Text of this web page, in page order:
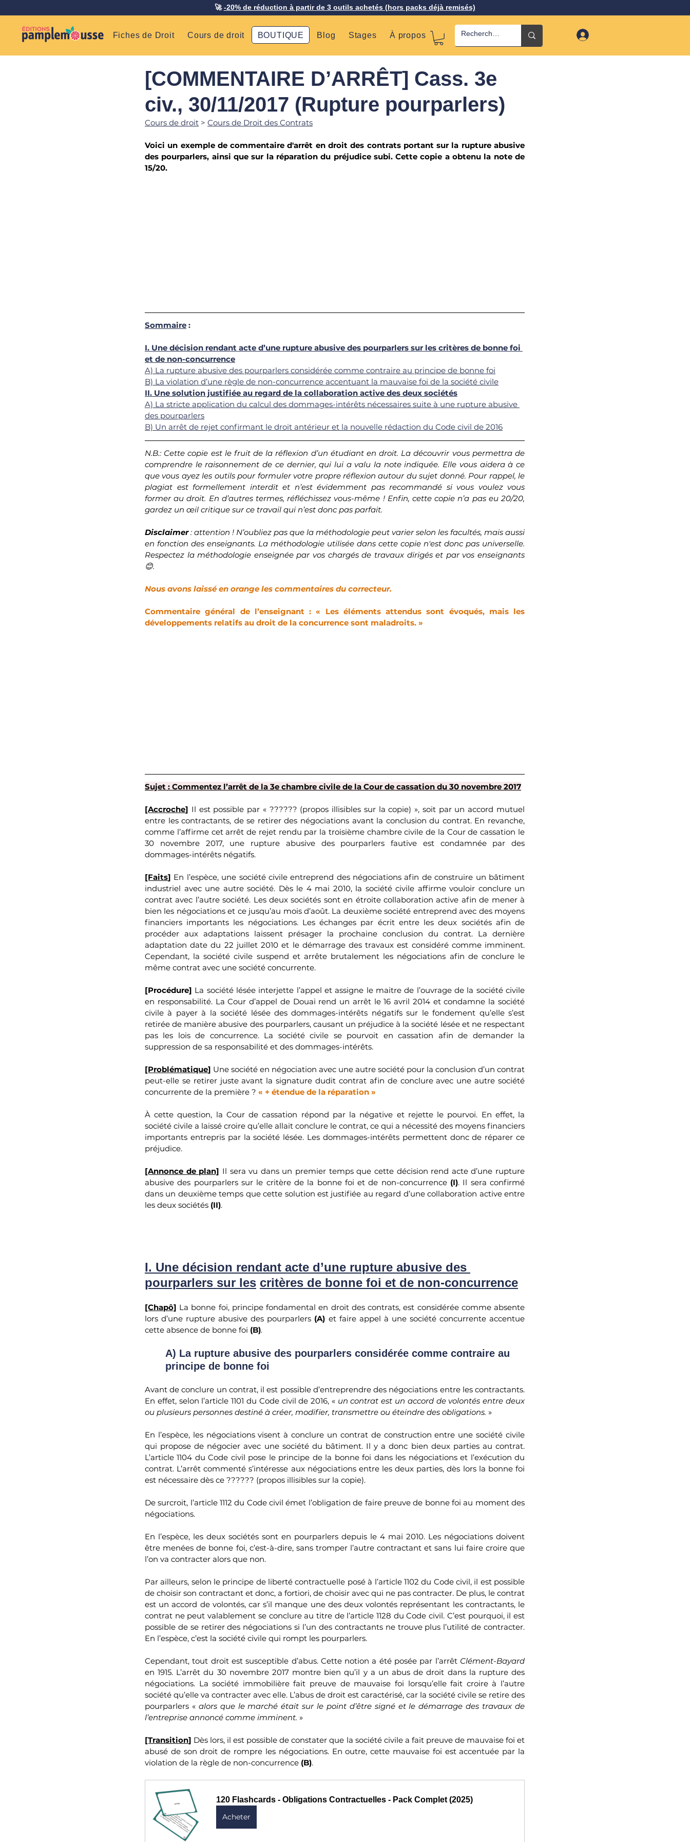
🚀-20% de réduction à partir de 3 outils achetés (hors packs déjà remisés)
Fiches de Droit Cours de droit BOUTIQUE Blog Stages À propos
[COMMENTAIRE D’ARRÊT] Cass. 3e
civ., 30/11/2017 (Rupture pourparlers)
Cours de droit > Cours de Droit des Contrats
Voici un exemple de commentaire d'arrêt en droit des contrats portant sur la rupture abusive
des pourparlers, ainsi que sur la réparation du préjudice subi. Cette copie a obtenu la note de
15/20.
Sommaire :
I. Une décision rendant acte d’une rupture abusive des pourparlers sur les critères de bonne foi
et de non-concurrence
A) La rupture abusive des pourparlers considérée comme contraire au principe de bonne foi
B) La violation d’une règle de non-concurrence accentuant la mauvaise foi de la société civile
II. Une solution justifiée au regard de la collaboration active des deux sociétés
A) La stricte application du calcul des dommages-intérêts nécessaires suite à une rupture abusive
des pourparlers
B) Un arrêt de rejet confirmant le droit antérieur et la nouvelle rédaction du Code civil de 2016
N.B.: Cette copie est le fruit de la réflexion d’un étudiant en droit. La découvrir vous permettra de
comprendre le raisonnement de ce dernier, qui lui a valu la note indiquée. Elle vous aidera à ce
que vous ayez les outils pour formuler votre propre réflexion autour du sujet donné. Pour rappel, le
plagiat est formellement interdit et n’est évidemment pas recommandé si vous voulez vous
former au droit. En d’autres termes, réfléchissez vous-même ! Enfin, cette copie n’a pas eu 20/20,
gardez un œil critique sur ce travail qui n’est donc pas parfait.
Disclaimer : attention ! N’oubliez pas que la méthodologie peut varier selon les facultés, mais aussi
en fonction des enseignants. La méthodologie utilisée dans cette copie n'est donc pas universelle.
Respectez la méthodologie enseignée par vos chargés de travaux dirigés et par vos enseignants
😊.
Nous avons laissé en orange les commentaires du correcteur.
Commentaire général de l’enseignant : « Les éléments attendus sont évoqués, mais les
développements relatifs au droit de la concurrence sont maladroits. »
Sujet : Commentez l’arrêt de la 3e chambre civile de la Cour de cassation du 30 novembre 2017
[Accroche] Il est possible par « ?????? (propos illisibles sur la copie) », soit par un accord mutuel
entre les contractants, de se retirer des négociations avant la conclusion du contrat. En revanche,
comme l’affirme cet arrêt de rejet rendu par la troisième chambre civile de la Cour de cassation le
30 novembre 2017, une rupture abusive des pourparlers fautive est condamnée par des
dommages-intérêts négatifs.
[Faits] En l’espèce, une société civile entreprend des négociations afin de construire un bâtiment
industriel avec une autre société. Dès le 4 mai 2010, la société civile affirme vouloir conclure un
contrat avec l’autre société. Les deux sociétés sont en étroite collaboration active afin de mener à
bien les négociations et ce jusqu’au mois d’août. La deuxième société entreprend avec des moyens
financiers importants les négociations. Les échanges par écrit entre les deux sociétés afin de
procéder aux adaptations laissent présager la prochaine conclusion du contrat. La dernière
adaptation date du 22 juillet 2010 et le démarrage des travaux est considéré comme imminent.
Cependant, la société civile suspend et arrête brutalement les négociations afin de conclure le
même contrat avec une société concurrente.
[Procédure] La société lésée interjette l’appel et assigne le maitre de l’ouvrage de la société civile
en responsabilité. La Cour d’appel de Douai rend un arrêt le 16 avril 2014 et condamne la société
civile à payer à la société lésée des dommages-intérêts négatifs sur le fondement qu’elle s’est
retirée de manière abusive des pourparlers, causant un préjudice à la société lésée et ne respectant
pas les lois de concurrence. La société civile se pourvoit en cassation afin de demander la
suppression de sa responsabilité et des dommages-intérêts.
[Problématique] Une société en négociation avec une autre société pour la conclusion d’un contrat
peut-elle se retirer juste avant la signature dudit contrat afin de conclure avec une autre société
concurrente de la première ? « + étendue de la réparation »
À cette question, la Cour de cassation répond par la négative et rejette le pourvoi. En effet, la
société civile a laissé croire qu’elle allait conclure le contrat, ce qui a nécessité des moyens financiers
importants entrepris par la société lésée. Les dommages-intérêts permettent donc de réparer ce
préjudice.
[Annonce de plan] Il sera vu dans un premier temps que cette décision rend acte d’une rupture
abusive des pourparlers sur le critère de la bonne foi et de non-concurrence (I). Il sera confirmé
dans un deuxième temps que cette solution est justifiée au regard d’une collaboration active entre
les deux sociétés (II).
I. Une décision rendant acte d’une rupture abusive des
pourparlers sur les critères de bonne foi et de non-concurrence
[Chapô] La bonne foi, principe fondamental en droit des contrats, est considérée comme absente
lors d’une rupture abusive des pourparlers (A) et faire appel à une société concurrente accentue
cette absence de bonne foi (B).
A) La rupture abusive des pourparlers considérée comme contraire au
principe de bonne foi
Avant de conclure un contrat, il est possible d’entreprendre des négociations entre les contractants.
En effet, selon l’article 1101 du Code civil de 2016, « un contrat est un accord de volontés entre deux
ou plusieurs personnes destiné à créer, modifier, transmettre ou éteindre des obligations. »
En l’espèce, les négociations visent à conclure un contrat de construction entre une société civile
qui propose de négocier avec une société du bâtiment. Il y a donc bien deux parties au contrat.
L’article 1104 du Code civil pose le principe de la bonne foi dans les négociations et l’exécution du
contrat. L’arrêt commenté s’intéresse aux négociations entre les deux parties, dès lors la bonne foi
est nécessaire dès ce ?????? (propos illisibles sur la copie).
De surcroit, l’article 1112 du Code civil émet l’obligation de faire preuve de bonne foi au moment des
négociations.
En l’espèce, les deux sociétés sont en pourparlers depuis le 4 mai 2010. Les négociations doivent
être menées de bonne foi, c’est-à-dire, sans tromper l’autre contractant et sans lui faire croire que
l’on va contracter alors que non.
Par ailleurs, selon le principe de liberté contractuelle posé à l’article 1102 du Code civil, il est possible
de choisir son contractant et donc, a fortiori, de choisir avec qui ne pas contracter. De plus, le contrat
est un accord de volontés, car s’il manque une des deux volontés représentant les contractants, le
contrat ne peut valablement se conclure au titre de l’article 1128 du Code civil. C’est pourquoi, il est
possible de se retirer des négociations si l’un des contractants ne trouve plus l’utilité de contracter.
En l’espèce, c’est la société civile qui rompt les pourparlers.
Cependant, tout droit est susceptible d’abus. Cette notion a été posée par l’arrêt Clément-Bayard
en 1915. L’arrêt du 30 novembre 2017 montre bien qu’il y a un abus de droit dans la rupture des
négociations. La société immobilière fait preuve de mauvaise foi lorsqu’elle fait croire à l’autre
société qu’elle va contracter avec elle. L’abus de droit est caractérisé, car la société civile se retire des
pourparlers « alors que le marché était sur le point d’être signé et le démarrage des travaux de
l’entreprise annoncé comme imminent. »
[Transition] Dès lors, il est possible de constater que la société civile a fait preuve de mauvaise foi et
abusé de son droit de rompre les négociations. En outre, cette mauvaise foi est accentuée par la
violation de la règle de non-concurrence (B).
120 Flashcards - Obligations Contractuelles - Pack Complet (2025)
Acheter